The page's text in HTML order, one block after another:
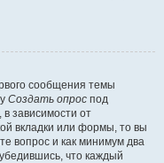
сообщения темы
Создать опрос под
зависимости от
вкладки или формы, то вы
вопрос и как минимум два
что каждый